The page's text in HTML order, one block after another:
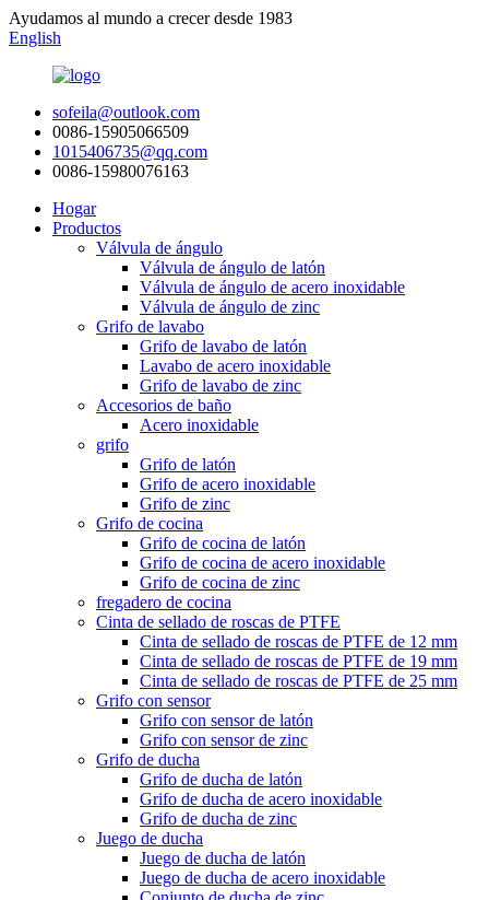
Ayudamos al mundo a crecer desde 1983
English
sofeila@outlook.com
0086-15905066509
1015406735@qq.com
0086-15980076163
Hogar
Productos
Válvula de ángulo
Válvula de ángulo de latón
Válvula de ángulo de acero inoxidable
Válvula de ángulo de zinc
Grifo de lavabo
Grifo de lavabo de latón
Lavabo de acero inoxidable
Grifo de lavabo de zinc
Accesorios de baño
Acero inoxidable
grifo
Grifo de latón
Grifo de acero inoxidable
Grifo de zinc
Grifo de cocina
Grifo de cocina de latón
Grifo de cocina de acero inoxidable
Grifo de cocina de zinc
fregadero de cocina
Cinta de sellado de roscas de PTFE
Cinta de sellado de roscas de PTFE de 12 mm
Cinta de sellado de roscas de PTFE de 19 mm
Cinta de sellado de roscas de PTFE de 25 mm
Grifo con sensor
Grifo con sensor de latón
Grifo con sensor de zinc
Grifo de ducha
Grifo de ducha de latón
Grifo de ducha de acero inoxidable
Grifo de ducha de zinc
Juego de ducha
Juego de ducha de latón
Juego de ducha de acero inoxidable